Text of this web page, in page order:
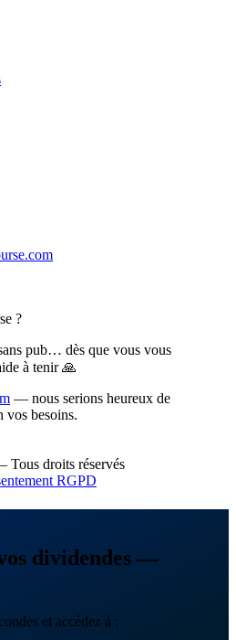
?
pub… dès que vous vous
à tenir 🙏
— nous serions heureux de
vos besoins.
droits réservés
RGPD
dividendes —
et accédez à :